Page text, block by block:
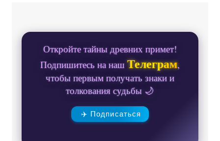
Откройте тайны древних примет!
Подпишитесь на нашТелеграм,
чтобы первым получать знаки и
толкования судьбы 🌙
✈️ Подписаться